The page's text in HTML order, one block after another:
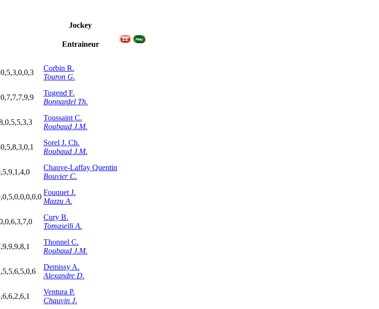
Jockey
Entraineur
Corbin R.
Touron G.
Tugend F.
Bonnardel Th.
Toussaint C.
Roubaud J.M.
Sorel J. Ch.
Roubaud J.M.
Chauve-Laffay Quentin
Bouvier C.
Fouquet J.
Mazzu A.
Cury B.
Tomaselli A.
Thonnel C.
Roubaud J.M.
Demissy A.
Alexandre D.
Ventura P.
Chauvin J.